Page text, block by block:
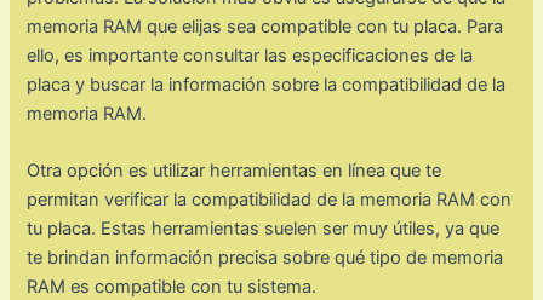
memoria RAM que elijas sea compatible con tu placa. Para
ello, es importante consultar las especificaciones de la
placa y buscar la información sobre la compatibilidad de la
memoria RAM.
Otra opción es utilizar herramientas en línea que te
permitan verificar la compatibilidad de la memoria RAM con
tu placa. Estas herramientas suelen ser muy útiles, ya que
te brindan información precisa sobre qué tipo de memoria
RAM es compatible con tu sistema.